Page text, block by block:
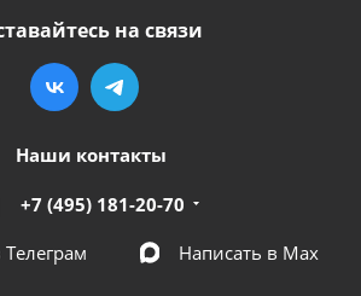
на связи
Наши контакты
+7 (495) 181-20-70
Написать в Мах